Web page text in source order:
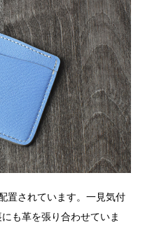
置されています。一見気付
も革を張り合わせていま